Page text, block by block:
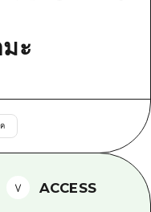
ยวคุ้มค่า
ะ
ACCESS